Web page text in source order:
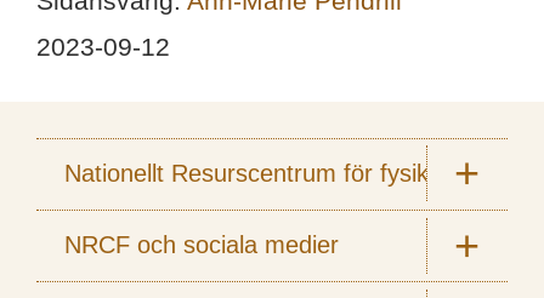
2023-09-12
Nationellt Resurscentrum för fysik
NRCF och sociala medier